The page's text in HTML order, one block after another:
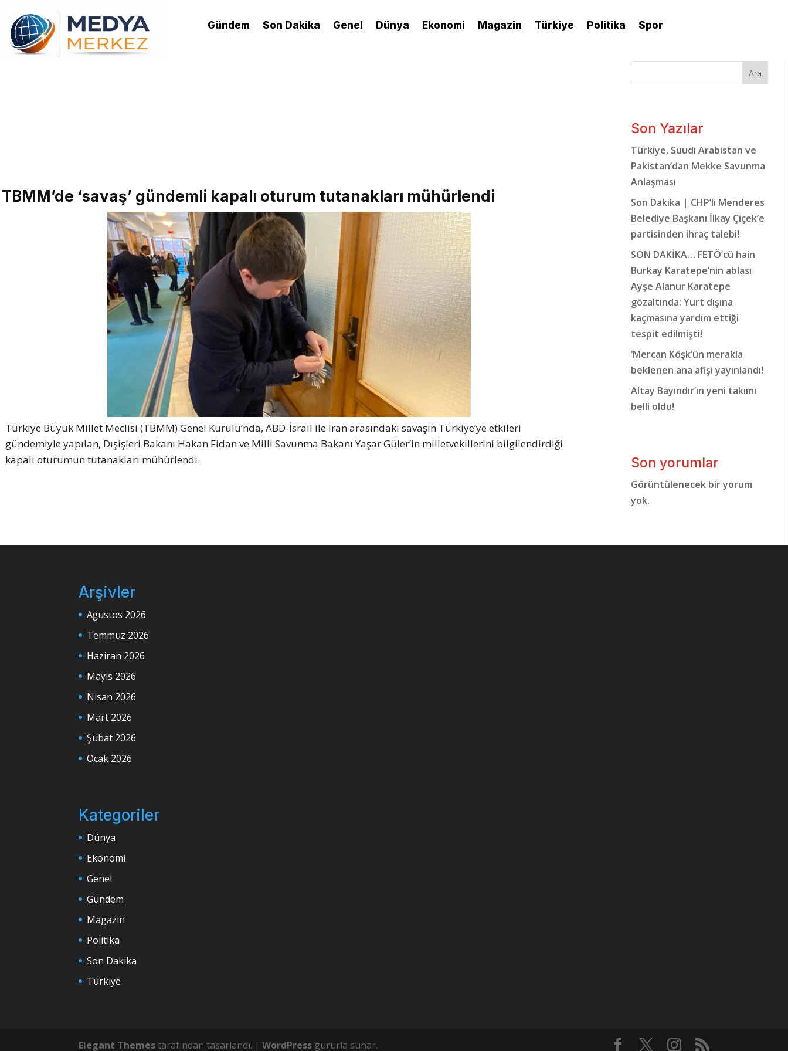
Gündem Son Dakika Genel Dünya Ekonomi Magazin Türkiye Politika Spor
TBMM’de ‘savaş’ gündemli kapalı oturum tutanakları mühürlendi
Türkiye Büyük Millet Meclisi (TBMM) Genel Kurulu’nda, ABD-İsrail ile İran arasındaki savaşın Türkiye’ye etkileri
gündemiyle yapılan, Dışişleri Bakanı Hakan Fidan ve Milli Savunma Bakanı Yaşar Güler’in milletvekillerini bilgilendirdiği
kapalı oturumun tutanakları mühürlendi.
Ara
Son Yazılar
Türkiye, Suudi Arabistan ve
Pakistan’dan Mekke Savunma
Anlaşması
Son Dakika | CHP’li Menderes
Belediye Başkanı İlkay Çiçek’e
partisinden ihraç talebi!
SON DAKİKA… FETÖ’cü hain
Burkay Karatepe’nin ablası
Ayşe Alanur Karatepe
gözaltında: Yurt dışına
kaçmasına yardım ettiği
tespit edilmişti!
‘Mercan Köşk’ün merakla
beklenen ana afişi yayınlandı!
Altay Bayındır’ın yeni takımı
belli oldu!
Son yorumlar
Görüntülenecek bir yorum
yok.
Arşivler
Ağustos 2026
Temmuz 2026
Haziran 2026
Mayıs 2026
Nisan 2026
Mart 2026
Şubat 2026
Ocak 2026
Kategoriler
Dünya
Ekonomi
Genel
Gündem
Magazin
Politika
Son Dakika
Türkiye
Elegant Themestarafından tasarlandı. |WordPress gururla sunar.